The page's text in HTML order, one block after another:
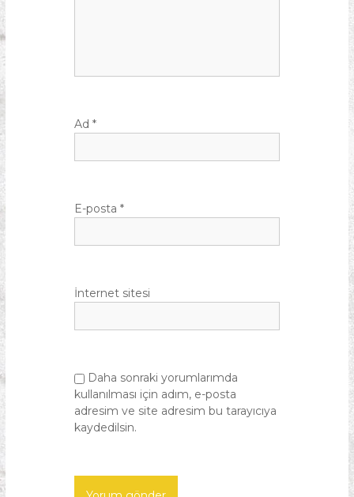
Ad*
E-posta*
İnternet sitesi
Daha sonraki yorumlarımda
kullanılması için adım, e-posta
adresim ve site adresim bu tarayıcıya
kaydedilsin.